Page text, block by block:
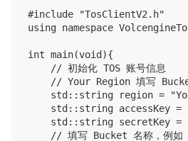
#include "TosClientV2.h"
using namespace
int main(void){
    // 初始化 TOS 账号信息
// Your Region 填写
std::string region =
std::string accessKey =
std::string secretKey =
// 填写 Bucket 名称，例